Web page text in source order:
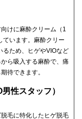
けに麻酔クリーム（1
います。麻酔クリー
るため、ヒゲやVIOなど
ら吸入する麻酔で、痛
待できます。
性スタッフ）
毛に特化したヒゲ脱毛